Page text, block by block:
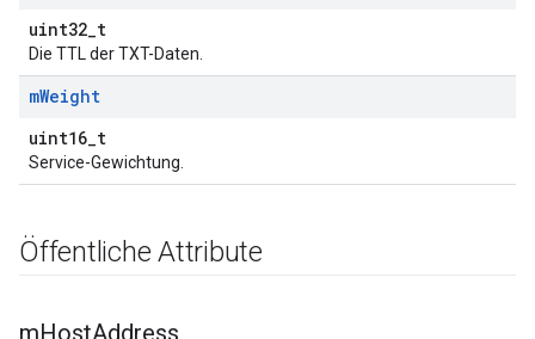
uint32_t
Die TTL der TXT-Daten.
mWeight
uint16_t
Service-Gewichtung.
Öffentliche Attribute
mHostAddress